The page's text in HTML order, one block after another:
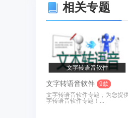
相关专题
文字转语音软件
文字转语音软件
9款
文字转语音软件专题，为您提
字转语音软件专题！...